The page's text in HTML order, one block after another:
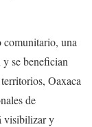
una
se benefician
Oaxaca
de
visibilizar y